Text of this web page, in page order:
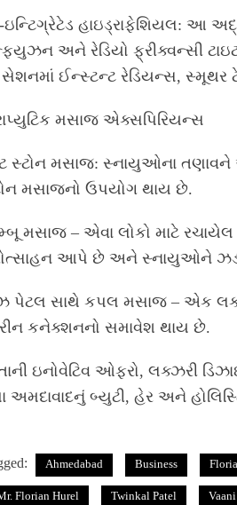
ઇન્ટિગ્રેટેડ હાઇડ્રાફેશિયલ: આ
અને રેડિયો ફ્રીક્વન્સી
ઈન્સ્ટન્ટ રેડિયન્સ, સ્મૂથર
મસાજ એક્સપિરિયન્સ
સ્ટોન મસાજ: સ્નાયુઓના
મસાજનો ઉપયોગ થાય છે.
મસાજ – એવા લોકો માટે
આપે છે અને સ્નાયુઓને
પેટલ સાથે કપલ મસાજ – એક
કનેક્શનનો સમાવેશ થાય છે.
ઇનોવેટિવ ઓફરો, લક્ઝરી
અમદાવાદનું બ્યુટી, હેર અને
Ahmedabad Business
Florian Hurel Twinkal Patel